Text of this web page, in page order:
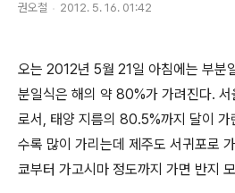
권오철 2012. 5. 16. 01:42
오는 2012년 5월 21일 아침에는 부분
분일식은 해의 약 80%가 가려진다.
로서, 태양 지름의 80.5%까지 달이 가
수록 많이 가리는데 제주도 서귀포로
쿄부터 가고시마 정도까지 가면 반지